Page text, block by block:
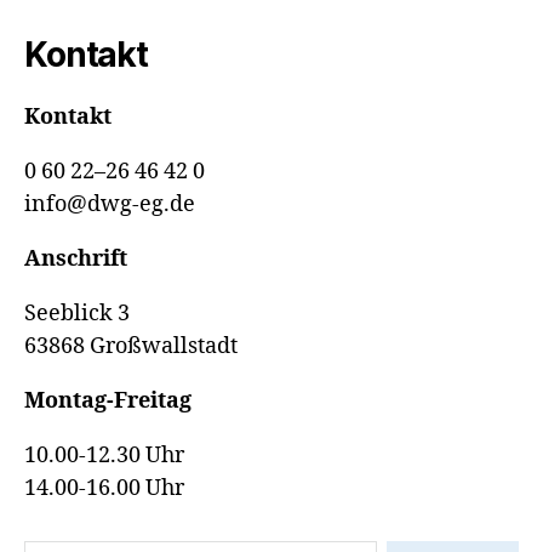
Kontakt
Kontakt
0 60 22–26 46 42 0
info@dwg-eg.de
Anschrift
Seeblick 3
63868 Großwallstadt
Montag-Freitag
10.00-12.30 Uhr
14.00-16.00 Uhr